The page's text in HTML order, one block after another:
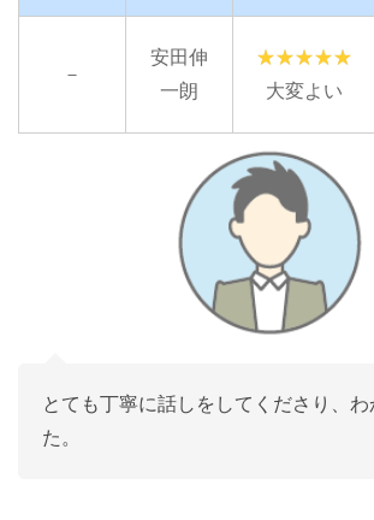
－
安田伸
一朗
大変よい
とても丁寧に話しをしてくださり、わ
た。